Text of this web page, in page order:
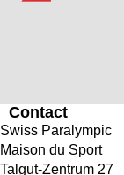
Contact
Swiss Paralympic
Maison du Sport
Talgut-Zentrum 27